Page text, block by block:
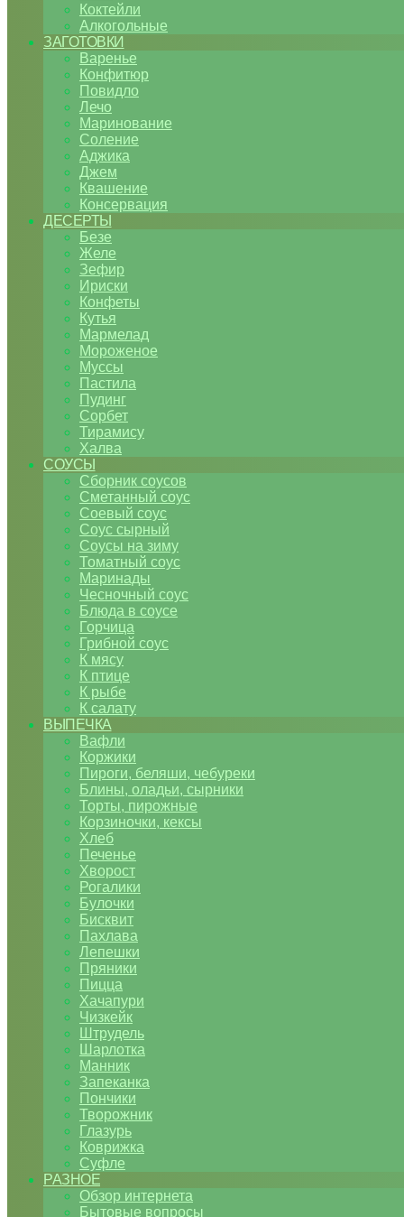
Коктейли
Алкогольные
ЗАГОТОВКИ
Варенье
Конфитюр
Повидло
Лечо
Маринование
Соление
Аджика
Джем
Квашение
Консервация
ДЕСЕРТЫ
Безе
Желе
Зефир
Ириски
Конфеты
Кутья
Мармелад
Мороженое
Муссы
Пастила
Пудинг
Сорбет
Тирамису
Халва
СОУСЫ
Сборник соусов
Сметанный соус
Соевый соус
Соус сырный
Соусы на зиму
Томатный соус
Маринады
Чесночный соус
Блюда в соусе
Горчица
Грибной соус
К мясу
К птице
К рыбе
К салату
ВЫПЕЧКА
Вафли
Коржики
Пироги, беляши, чебуреки
Блины, оладьи, сырники
Торты, пирожные
Корзиночки, кексы
Хлеб
Печенье
Хворост
Рогалики
Булочки
Бисквит
Пахлава
Лепешки
Пряники
Пицца
Хачапури
Чизкейк
Штрудель
Шарлотка
Манник
Запеканка
Пончики
Творожник
Глазурь
Коврижка
Суфле
РАЗНОЕ
Обзор интернета
Бытовые вопросы